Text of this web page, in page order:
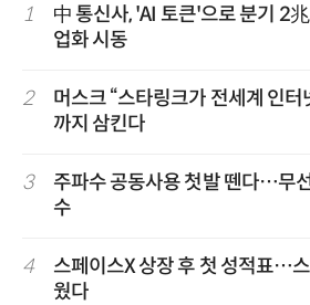
1
中 통신사, 'AI 토큰'으로 분기 2
업화 시동
2
머스크 “스타링크가 전세계 인
까지 삼킨다
3
주파수 공동사용 첫발 뗀다…무
수
4
스페이스X 상장 후 첫 성적표…
웠다